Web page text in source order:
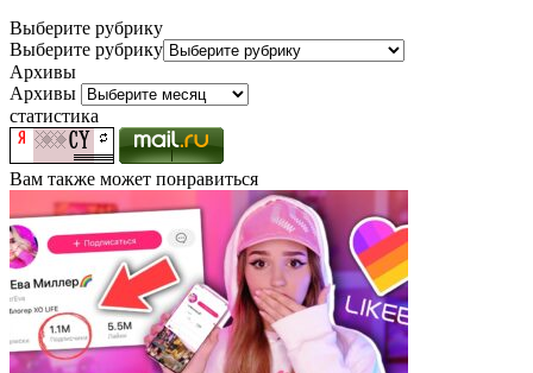
Выберите рубрику
Выберите рубрику
Архивы
Архивы
статистика
Вам также может понравиться